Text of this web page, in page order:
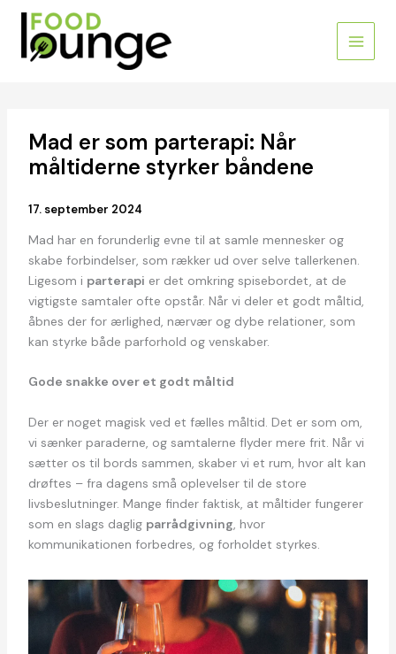
indholdet
Mad er som parterapi: Når
måltiderne styrker båndene
17. september 2024
Mad har en forunderlig evne til at samle mennesker og
skabe forbindelser, som rækker ud over selve tallerkenen.
Ligesom i parterapi er det omkring spisebordet, at de
vigtigste samtaler ofte opstår. Når vi deler et godt måltid,
åbnes der for ærlighed, nærvær og dybe relationer, som
kan styrke både parforhold og venskaber.
Gode snakke over et godt måltid
Der er noget magisk ved et fælles måltid. Det er som om,
vi sænker paraderne, og samtalerne flyder mere frit. Når vi
sætter os til bords sammen, skaber vi et rum, hvor alt kan
drøftes – fra dagens små oplevelser til de store
livsbeslutninger. Mange finder faktisk, at måltider fungerer
som en slags daglig parrådgivning, hvor
kommunikationen forbedres, og forholdet styrkes.